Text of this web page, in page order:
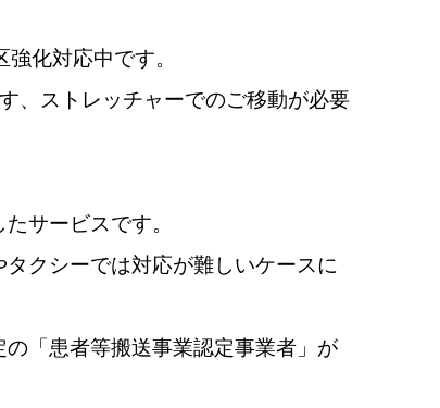
化対応中です。
、ストレッチャーでのご移動が必要
サービスです。
クシーでは対応が難しいケースに
「患者等搬送事業認定事業者」が